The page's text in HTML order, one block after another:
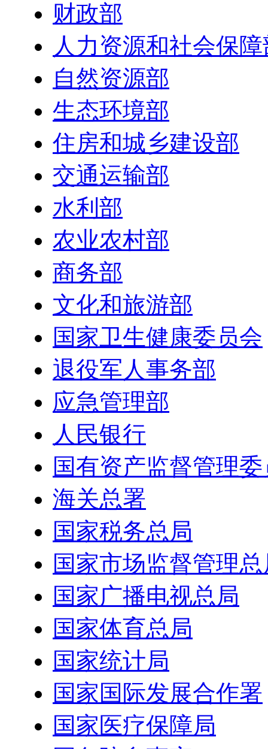
财政部
人力资源和社会保
自然资源部
生态环境部
住房和城乡建设部
交通运输部
水利部
农业农村部
商务部
文化和旅游部
国家卫生健康委员会
退役军人事务部
应急管理部
人民银行
国有资产监督管理
海关总署
国家税务总局
国家市场监督管理
国家广播电视总局
国家体育总局
国家统计局
国家国际发展合作署
国家医疗保障局